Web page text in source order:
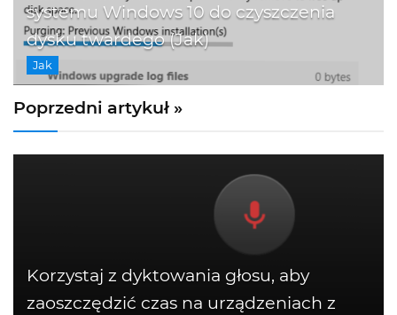
systemu Windows 10 do czyszczenia
dysku twardego (Jak)
Jak
Poprzedni artykuł »
Korzystaj z dyktowania głosu, aby
zaoszczędzić czas na urządzeniach z